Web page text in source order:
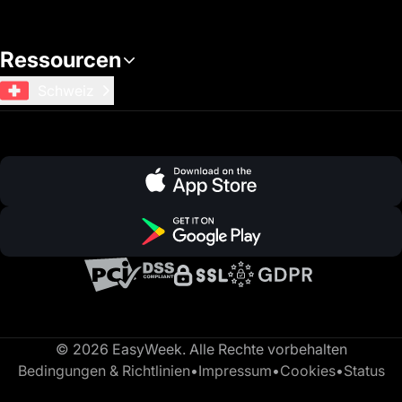
Ressourcen
© 2026 EasyWeek. Alle Rechte vorbehalten
Bedingungen & Richtlinien•Impressum•Cookies•Status